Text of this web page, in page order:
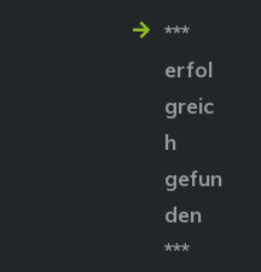
***
erfol
greic
h
gefun
den
***